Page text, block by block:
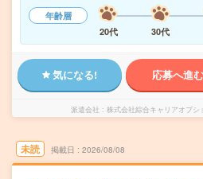
年齢層
20代
30代
気になる! 応募へ進む
派遣会社 株式会社綜合キャリアオプ
未読 掲載日 2026/08/08